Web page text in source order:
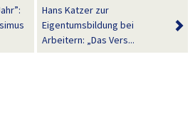
Hans Katzer zur
Eigentumsbildung bei
Arbeitern: „Das Vers...